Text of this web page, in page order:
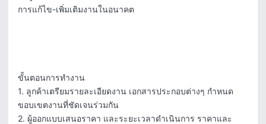
การแก้ไข-เพิ่มเติมงานในอนาคต
ขั้นตอนการทำงาน
1. ลูกค้าเตรียมรายละเอียดงาน เอกสารประกอบต่างๆ กำหนด
ขอบเขตงานที่ชัดเจนร่วมกัน
2. ผู้ออกแบบเสนอราคา และระยะเวลาดำเนินการ ราคาและ